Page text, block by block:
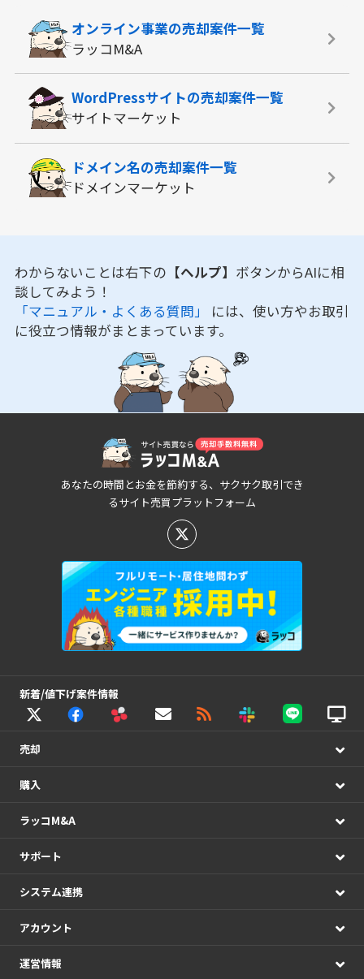
オンライン事業の売却案件一覧
ラッコM&A
WordPressサイトの売却案件一覧
サイトマーケット
ドメイン名の売却案件一覧
ドメインマーケット
わからないことは右下の 【ヘルプ】 ボタンからAIに相
談してみよう！
「マニュアル・よくある質問」 には、使い方やお取引
に役立つ情報がまとまっています。
あなたの時間とお金を節約する、サクサク取引でき
るサイト売買プラットフォーム
新着/値下げ案件情報
売却
購入
ラッコM&A
サポート
システム連携
アカウント
運営情報